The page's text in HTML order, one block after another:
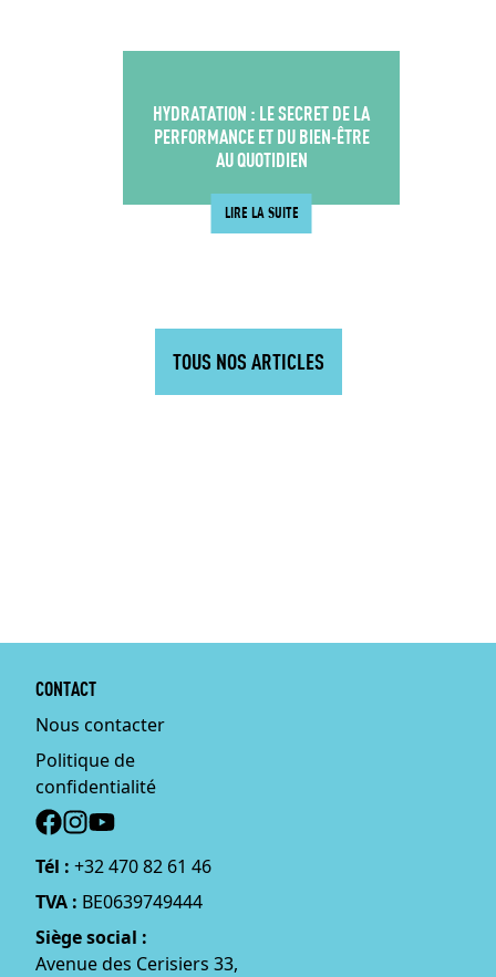
HYDRATATION : LE SECRET DE LA
PERFORMANCE ET DU BIEN-ÊTRE
AU QUOTIDIEN
LIRE LA SUITE
TOUS NOS ARTICLES
CONTACT
Nous contacter
Politique de
confidentialité
Social
Tél : +32 470 82 61 46
TVA : BE0639749444
Siège social :
Avenue des Cerisiers 33,